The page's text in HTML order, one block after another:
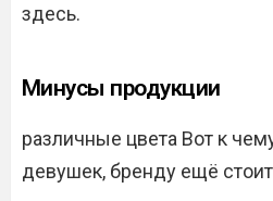
здесь.
Минусы продукции
различные цвета Вот к
девушек, бренду ещё